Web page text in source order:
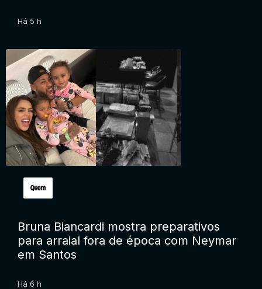
Há 5 h
Bruna Biancardi mostra preparativos
para arraial fora de época com Neymar
em Santos
Há 6 h